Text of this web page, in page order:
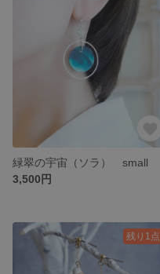
緑翠の宇宙（ソラ） small
3,500円
残り1点